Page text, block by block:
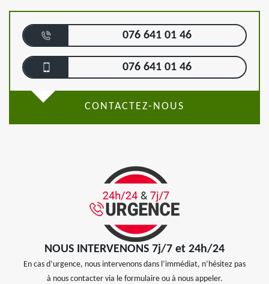
076 641 01 46
076 641 01 46
CONTACTEZ-NOUS
NOUS INTERVENONS 7j/7 et 24h/24
En cas d’urgence, nous intervenons dans l’immédiat, n’hésitez pas
à nous contacter via le formulaire ou à nous appeler.